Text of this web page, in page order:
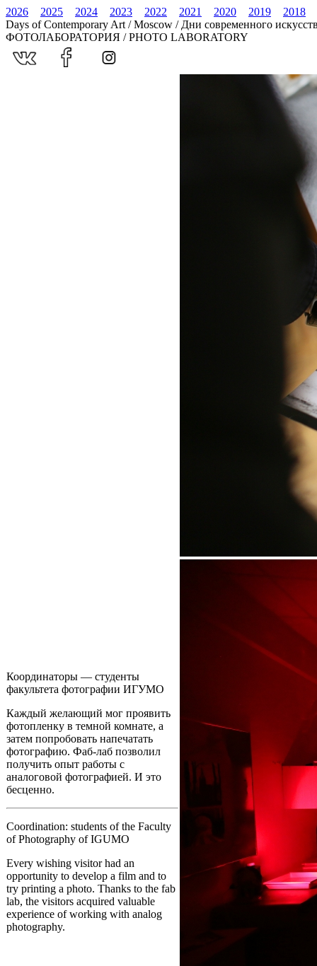
2026 2025 2024 2023 2022 2021 2020 2019
2018
Days of Contemporary Art / Moscow / Дни современного
ФОТОЛАБОРАТОРИЯ / PHOTO LABORATORY
Координаторы — студенты
факультета фотографии ИГУМО
Каждый желающий мог проявить
фотопленку в темной комнате, а
затем попробовать напечатать
фотографию. Фаб-лаб позволил
получить опыт работы с
аналоговой фотографией. И это
бесценно.
Coordination: students of the Faculty
of Photography of IGUMO
Every wishing visitor had an
opportunity to develop a film and to
try printing a photo. Thanks to the fab
lab, the visitors acquired valuable
experience of working with analog
photography.